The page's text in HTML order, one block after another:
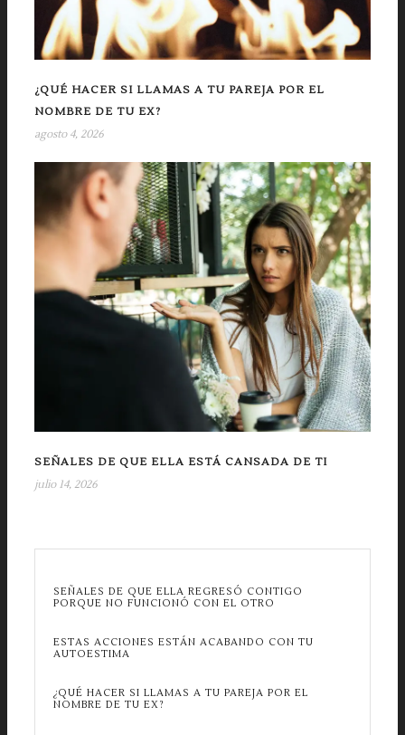
¿QUÉ HACER SI LLAMAS A TU PAREJA POR EL
NOMBRE DE TU EX?
agosto 4, 2026
SEÑALES DE QUE ELLA ESTÁ CANSADA DE TI
julio 14, 2026
SEÑALES DE QUE ELLA REGRESÓ CONTIGO
PORQUE NO FUNCIONÓ CON EL OTRO
ESTAS ACCIONES ESTÁN ACABANDO CON TU
AUTOESTIMA
¿QUÉ HACER SI LLAMAS A TU PAREJA POR EL
NOMBRE DE TU EX?